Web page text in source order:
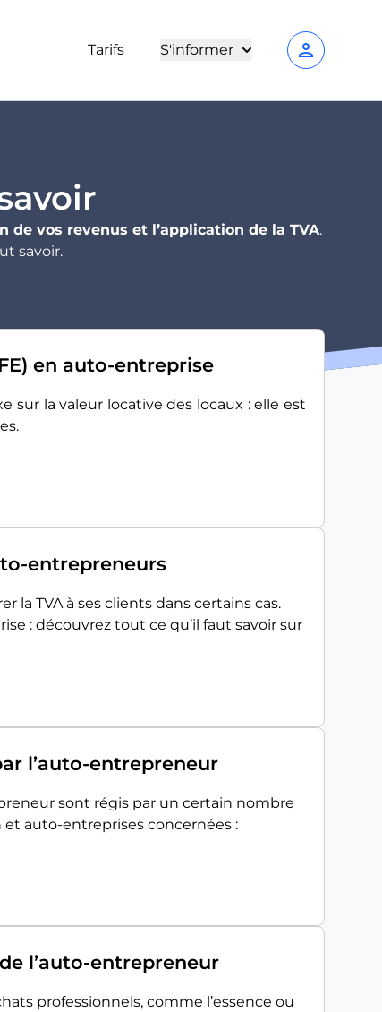
Tarifs S'informer person
de vos revenus et l’application de la TVA.
savoir.
en auto-entreprise
sur la valeur locative des locaux : elle est
entrepreneurs
la TVA à ses clients dans certains cas.
: découvrez tout ce qu’il faut savoir sur
l’auto-entrepreneur
sont régis par un certain nombre
auto-entreprises concernées :
l’auto-entrepreneur
professionnels, comme l’essence ou